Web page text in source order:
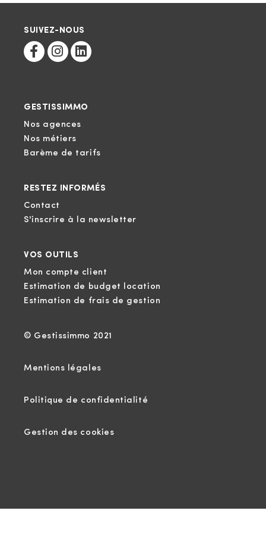
SUIVEZ-NOUS
GESTISSIMMO
Nos agences
Nos métiers
Barème de tarifs
RESTEZ INFORMÉS
Contact
S'inscrire à la newsletter
VOS OUTILS
Mon compte client
Estimation de budget location
Estimation de frais de gestion
© Gestissimmo 2021
Mentions légales
Politique de confidentialité
Gestion des cookies